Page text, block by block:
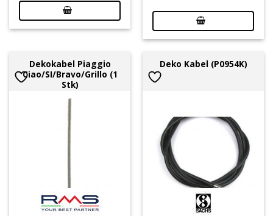
Dekokabel Piaggio
Ciao/SI/Bravo/Grillo (1
Stk)
Deko Kabel (P0954K)